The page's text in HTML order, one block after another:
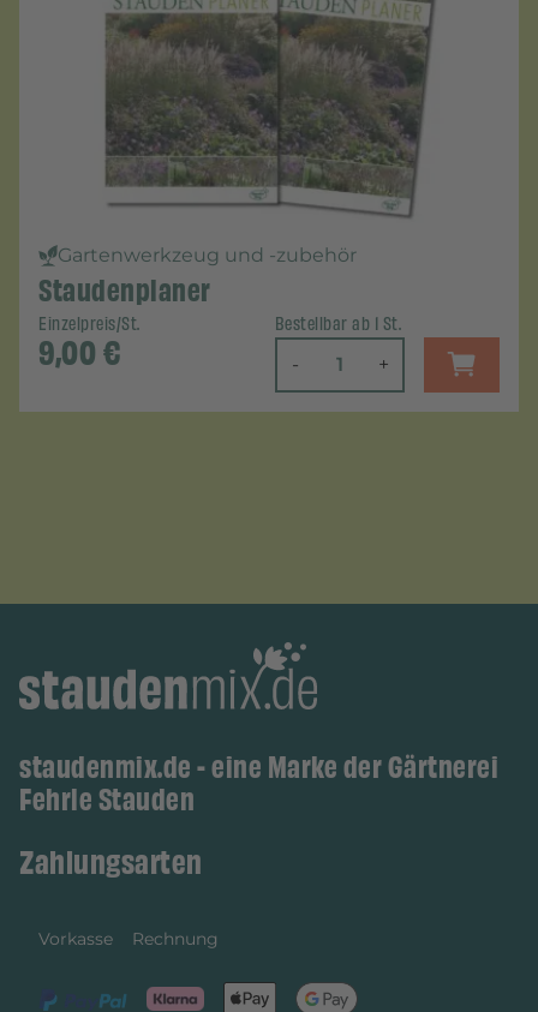
Gartenwerkzeug und -zubehör
Staudenplaner
Einzelpreis/St.
9,00€
Bestellbar ab 1 St.
- +
staudenmix.de - eine Marke der Gärtnerei
Fehrle Stauden
Zahlungsarten
Vorkasse Rechnung